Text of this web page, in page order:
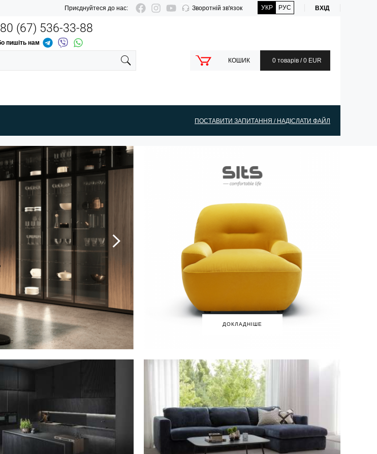
Приєднуйтеся до нас: ВХІД
УКР РУС
Зворотній зв'язок
0 товарів / 0 EUR
КОШИК
(67) 536-33-88
пишіть нам
ПОСТАВИТИ ЗАПИТАННЯ / НАДІСЛАТИ ФАЙЛ
ДОКЛАДНІШЕ